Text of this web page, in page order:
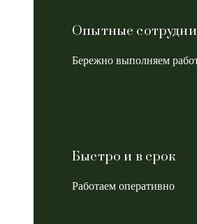
Опытные
Бережно выполняем
Быстро и в срок
Работаем оперативно